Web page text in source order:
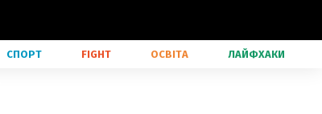
СПОРТ FIGHT ОСВІТА ЛАЙФХАКИ